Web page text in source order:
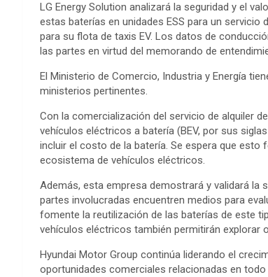
LG Energy Solution analizará la seguridad y el
estas baterías en unidades ESS para un servicio
para su flota de taxis EV. Los datos de
las partes en virtud del memorando de
El Ministerio de Comercio, Industria y Energía
ministerios pertinentes.
Con la comercialización del servicio de alquiler
vehículos eléctricos a batería (BEV, por sus
incluir el costo de la batería. Se espera que
ecosistema de vehículos eléctricos.
Además, esta empresa demostrará y validará la
partes involucradas encuentren medios para
fomente la reutilización de las baterías de este
vehículos eléctricos también permitirán explorar
Hyundai Motor Group continúa liderando el
oportunidades comerciales relacionadas en